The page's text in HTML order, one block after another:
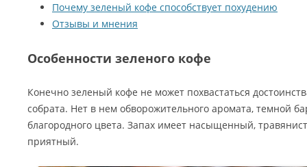
Почему зеленый кофе способствует похудению
Отзывы и мнения
Особенности зеленого кофе
Конечно зеленый кофе не может похвастаться
собрата. Нет в нем обворожительного аромата, темной
благородного цвета. Запах имеет насыщенный,
приятный.